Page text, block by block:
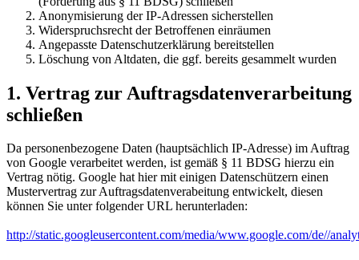
Anonymisierung der IP-Adressen sicherstellen
Widerspruchsrecht der Betroffenen einräumen
Angepasste Datenschutzerklärung bereitstellen
Löschung von Altdaten, die ggf. bereits gesammelt wurden
1. Vertrag zur Auftragsdatenverarbeitung
schließen
Da personenbezogene Daten (hauptsächlich IP-Adresse) im Auftrag
von Google verarbeitet werden, ist gemäß § 11 BDSG hierzu ein
Vertrag nötig. Google hat hier mit einigen Datenschützern einen
Mustervertrag zur Auftragsdatenverabeitung entwickelt, diesen
können Sie unter folgender URL herunterladen:
http://static.googleusercontent.com/media/www.google.com/de//